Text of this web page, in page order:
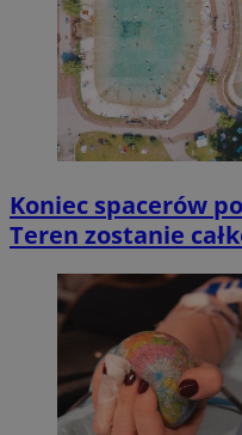
Koniec spacerów
Teren zostanie